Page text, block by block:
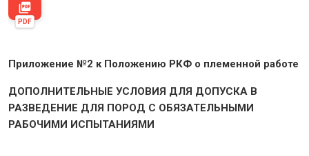
picture_as_pdf
PDF
Приложение №2 к Положению РКФ о племенной работе
ДОПОЛНИТЕЛЬНЫЕ УСЛОВИЯ ДЛЯ ДОПУСКА В
РАЗВЕДЕНИЕ ДЛЯ ПОРОД С ОБЯЗАТЕЛЬНЫМИ
РАБОЧИМИ ИСПЫТАНИЯМИ